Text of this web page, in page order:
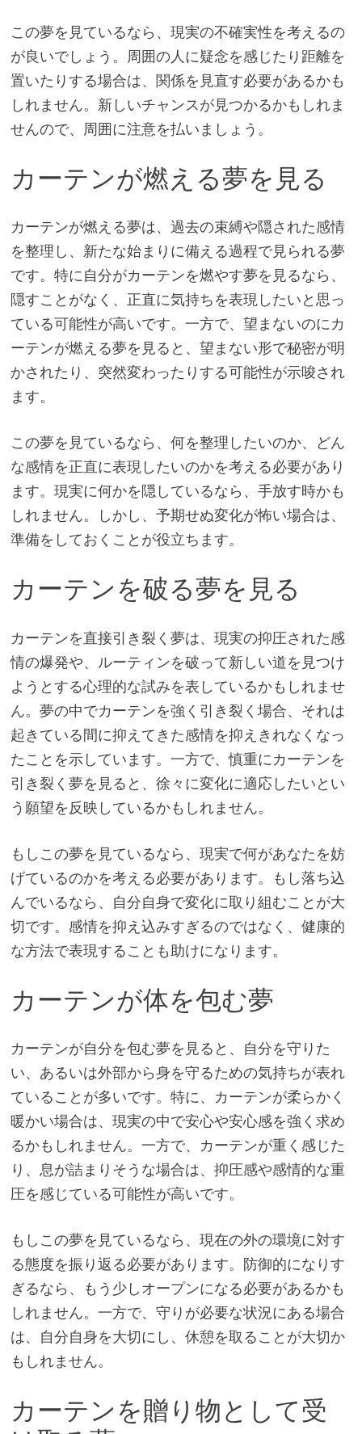
この夢を見ているなら、現実の不確実性を考えるの
が良いでしょう。周囲の人に疑念を感じたり距離を
置いたりする場合は、関係を見直す必要があるかも
しれません。新しいチャンスが見つかるかもしれま
せんので、周囲に注意を払いましょう。
カーテンが燃える夢を見る
カーテンが燃える夢は、過去の束縛や隠された感情
を整理し、新たな始まりに備える過程で見られる夢
です。特に自分がカーテンを燃やす夢を見るなら、
隠すことがなく、正直に気持ちを表現したいと思っ
ている可能性が高いです。一方で、望まないのにカ
ーテンが燃える夢を見ると、望まない形で秘密が明
かされたり、突然変わったりする可能性が示唆され
ます。
この夢を見ているなら、何を整理したいのか、どん
な感情を正直に表現したいのかを考える必要があり
ます。現実に何かを隠しているなら、手放す時かも
しれません。しかし、予期せぬ変化が怖い場合は、
準備をしておくことが役立ちます。
カーテンを破る夢を見る
カーテンを直接引き裂く夢は、現実の抑圧された感
情の爆発や、ルーティンを破って新しい道を見つけ
ようとする心理的な試みを表しているかもしれませ
ん。夢の中でカーテンを強く引き裂く場合、それは
起きている間に抑えてきた感情を抑えきれなくなっ
たことを示しています。一方で、慎重にカーテンを
引き裂く夢を見ると、徐々に変化に適応したいとい
う願望を反映しているかもしれません。
もしこの夢を見ているなら、現実で何があなたを妨
げているのかを考える必要があります。もし落ち込
んでいるなら、自分自身で変化に取り組むことが大
切です。感情を抑え込みすぎるのではなく、健康的
な方法で表現することも助けになります。
カーテンが体を包む夢
カーテンが自分を包む夢を見ると、自分を守りた
い、あるいは外部から身を守るための気持ちが表れ
ていることが多いです。特に、カーテンが柔らかく
暖かい場合は、現実の中で安心や安心感を強く求め
るかもしれません。一方で、カーテンが重く感じた
り、息が詰まりそうな場合は、抑圧感や感情的な重
圧を感じている可能性が高いです。
もしこの夢を見ているなら、現在の外の環境に対す
る態度を振り返る必要があります。防御的になりす
ぎるなら、もう少しオープンになる必要があるかも
しれません。一方で、守りが必要な状況にある場合
は、自分自身を大切にし、休憩を取ることが大切か
もしれません。
カーテンを贈り物として受